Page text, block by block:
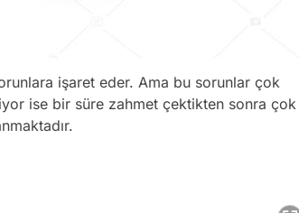
işaret eder. Ama bu sorunlar çok
ise bir süre zahmet çektikten sonra çok